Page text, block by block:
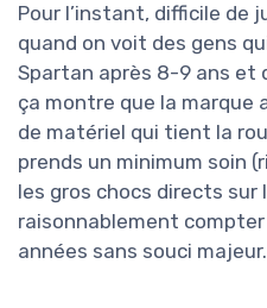
Pour l’instant, difficile de
quand on voit des gens
Spartan après 8-9 ans et
ça montre que la marque
de matériel qui tient la
prends un minimum soin
les gros chocs directs sur
raisonnablement
années sans souci majeur.